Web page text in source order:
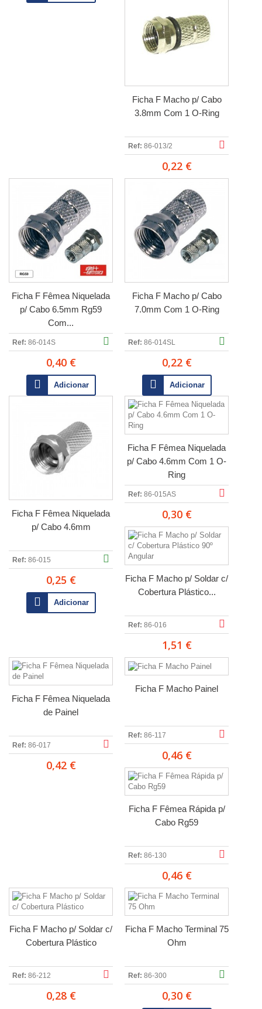
Ficha F Macho p/ Cabo
3.8mm Com 1 O-Ring
Ref: 86-013/2
0,22 €
Ficha F Fêmea Niquelada
p/ Cabo 6.5mm Rg59
Com...
Ref: 86-014S
0,40 €
Adicionar
Ficha F Macho p/ Cabo
7.0mm Com 1 O-Ring
Ref: 86-014SL
0,22 €
Adicionar
Ficha F Fêmea Niquelada
p/ Cabo 4.6mm
Ref: 86-015
0,25 €
Adicionar
Ficha F Fêmea Niquelada
p/ Cabo 4.6mm Com 1 O-
Ring
Ref: 86-015AS
0,30 €
Ficha F Macho p/ Soldar c/
Cobertura Plástico...
Ref: 86-016
1,51 €
Ficha F Fêmea Niquelada
de Painel
Ref: 86-017
0,42 €
Ficha F Macho Painel
Ref: 86-117
0,46 €
Ficha F Fêmea Rápida p/
Cabo Rg59
Ref: 86-130
0,46 €
Ficha F Macho p/ Soldar c/
Cobertura Plástico
Ref: 86-212
0,28 €
Ficha F Macho Terminal 75
Ohm
Ref: 86-300
0,30 €